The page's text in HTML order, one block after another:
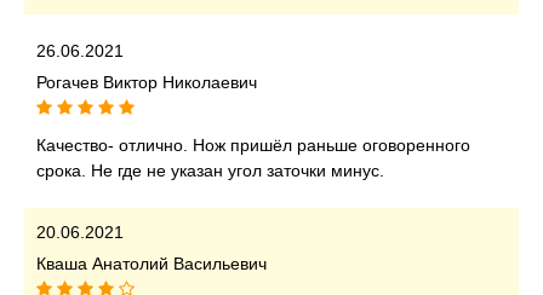
26.06.2021
Рогачев Виктор Николаевич
Качество- отлично. Нож пришёл раньше оговоренного
срока. Не где не указан угол заточки минус.
20.06.2021
Кваша Анатолий Васильевич